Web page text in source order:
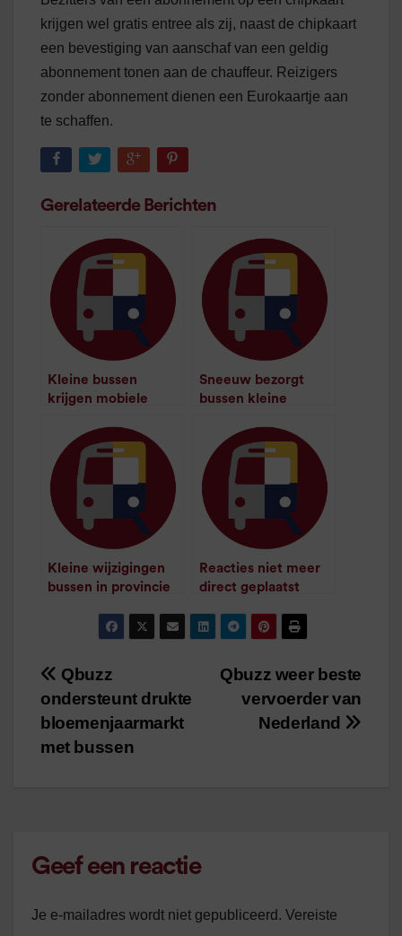
krijgen wel gratis entree als zij, naast de chipkaart
een bevestiging van aanschaf van een geldig
abonnement tonen aan de chauffeur. Reizigers
zonder abonnement dienen een Eurokaartje aan
te schaffen.
Gerelateerde Berichten
Kleine bussen
krijgen mobiele
minuut leestijd
Sneeuw bezorgt
bussen kleine
minuut leestijd
Kleine wijzigingen
bussen in provincie
minuut leestijd
Reacties niet meer
direct geplaatst
Bericht
navigatie
Qbuzz weer beste
vervoerder van
Nederland
Qbuzz
ondersteunt drukte
bloemenjaarmarkt
met bussen
Geef een reactie
Je e-mailadres wordt niet gepubliceerd. Vereiste